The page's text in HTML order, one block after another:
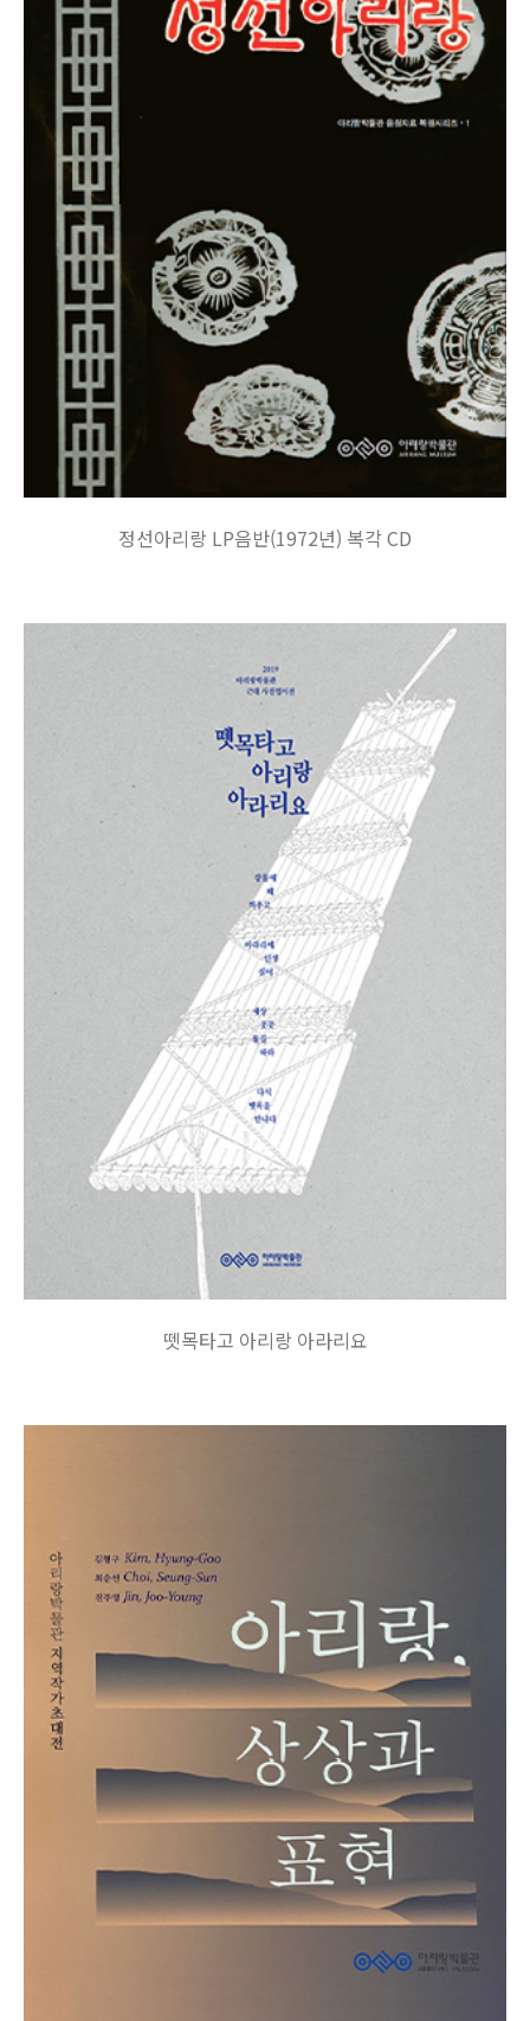
정선아리랑 LP음반(1972년) 복각 CD
뗏목타고 아리랑 아라리요